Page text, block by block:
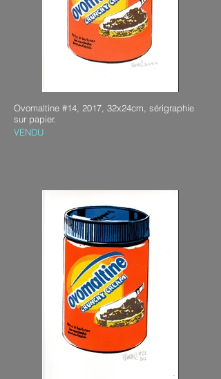
Ovomaltine #14, 2017, 32x24cm, sérigraphie
sur papier.
VENDU